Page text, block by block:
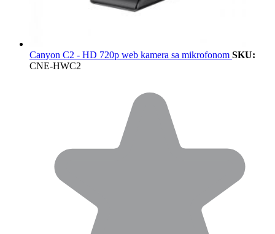
Canyon C2 - HD 720p web kamera sa mikrofonom SKU:
CNE-HWC2